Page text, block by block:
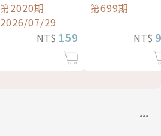
第2020期
2026/07/29
NT$ 159
第699期
NT$